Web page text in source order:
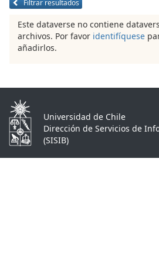
Filtrar resultados
Este dataverse no contiene
archivos. Por favor identifíquese
añadirlos.
Universidad de Chile
Dirección de Servicios de
(SISIB)